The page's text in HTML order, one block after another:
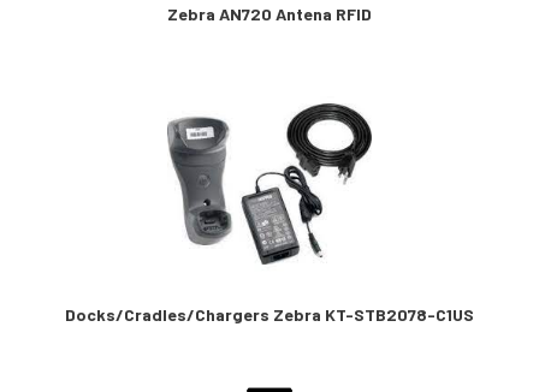
Zebra AN720 Antena RFID
Docks/Cradles/Chargers Zebra KT-STB2078-C1US